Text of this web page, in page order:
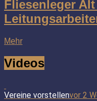
Fliesenleger
Mehr
Videos
Vereine vorstellenvor 2